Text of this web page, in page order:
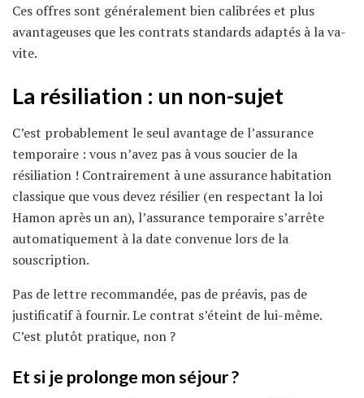
Ces offres sont généralement bien calibrées et plus
avantageuses que les contrats standards adaptés à la va-
vite.
La résiliation : un non-sujet
C’est probablement le seul avantage de l’assurance
temporaire : vous n’avez pas à vous soucier de la
résiliation ! Contrairement à une assurance habitation
classique que vous devez résilier (en respectant la loi
Hamon après un an), l’assurance temporaire s’arrête
automatiquement à la date convenue lors de la
souscription.
Pas de lettre recommandée, pas de préavis, pas de
justificatif à fournir. Le contrat s’éteint de lui-même.
C’est plutôt pratique, non ?
Et si je prolonge mon séjour ?